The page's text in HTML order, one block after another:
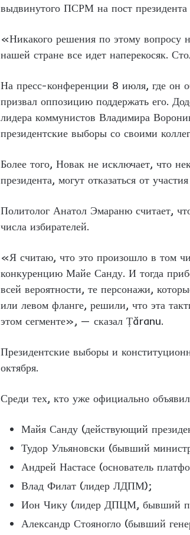
выдвинутого ПСРМ на пост
«Никакого решения по этому вопросу
нашей стране все идет наперекосяк.
На пресс-конференции 8 июля, где он
призвал оппозицию поддержать его.
лидера коммунистов Владимира
президентские выборы со своими
Более того, Новак не исключает, что
президента, могут отказаться от
Политолог Анатол Эмараню считает,
числа избирателей.
«Я считаю, что это произошло в том
конкуренцию Майе Санду. И тогда
всей вероятности, те персонажи,
или левом фланге, решили, что эта
этом сегменте», — сказал Țăranu.
Президентские выборы и
октября.
Среди тех, кто уже официально
Майя Санду (действующий
Тудор Ульяновски (бывший
Андрей Настасе (основатель
Влад Филат (лидер ЛДПМ);
Ион Чику (лидер ДПЦМ, бывший
Александр Стояногло (бывший